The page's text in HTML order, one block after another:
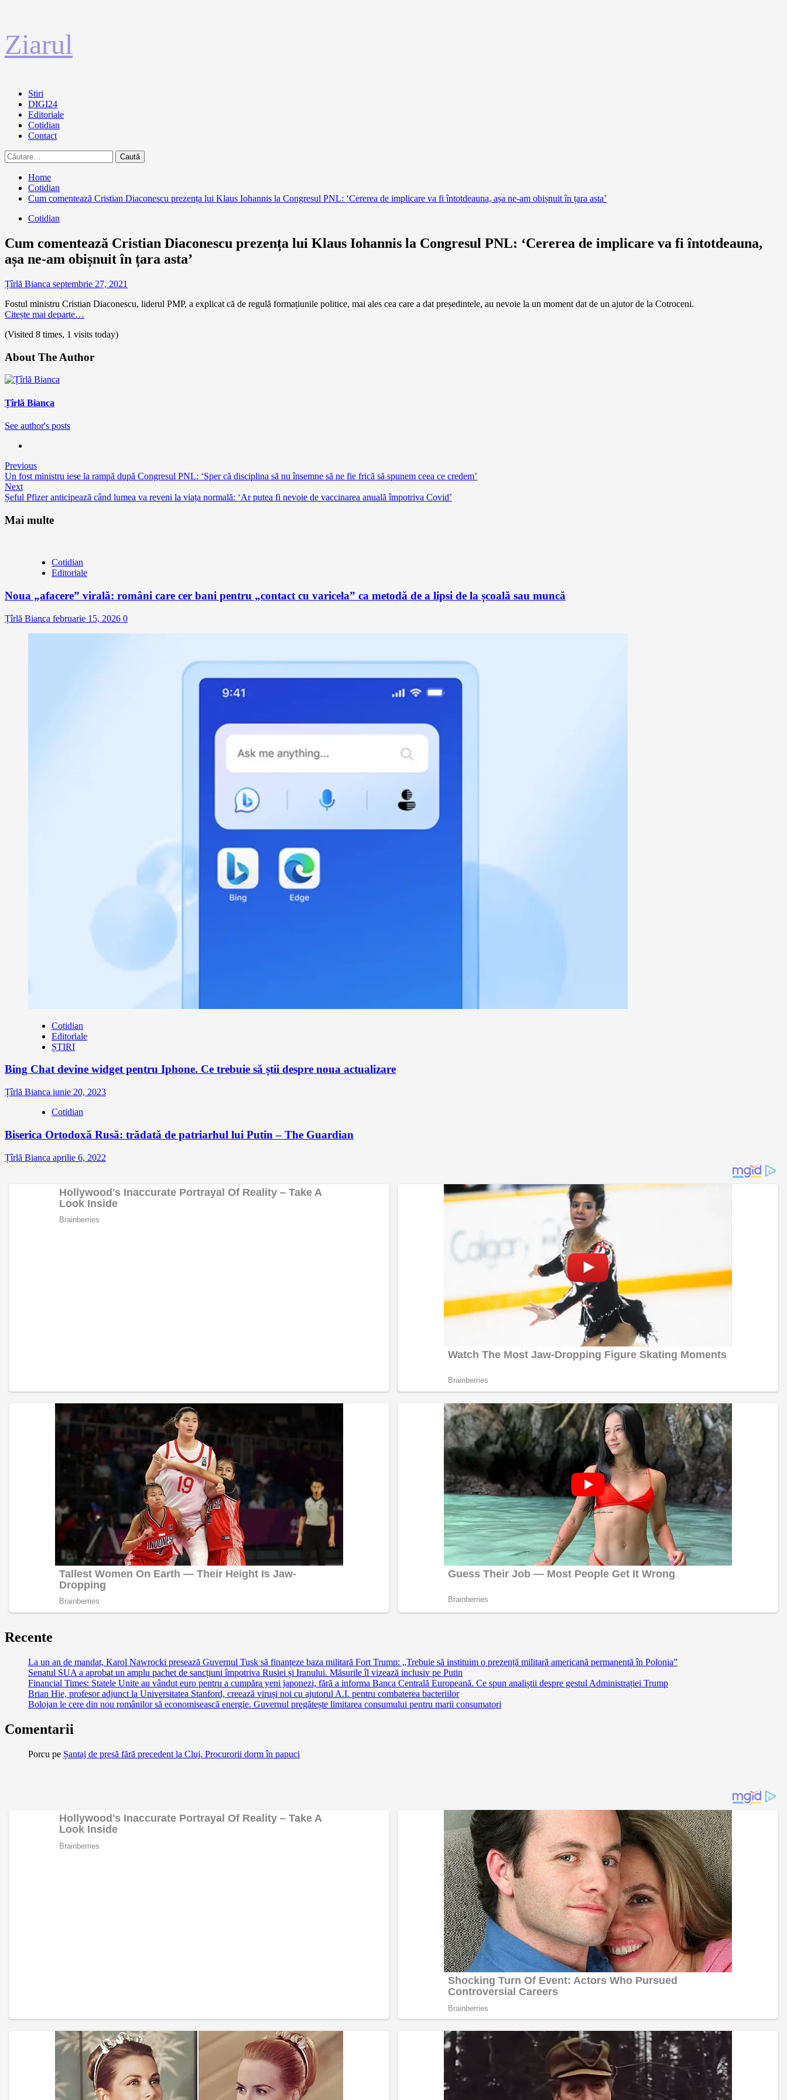
la
conținut
Ziarul
Primary
Menu
Stiri
DIGI24
Editoriale
Cotidian
Contact
Caută
după:
Home
Cotidian
Cum comentează Cristian Diaconescu prezența lui Klaus Iohannis la Congresul PNL: ‘Cererea de implicare va fi întotdeauna, așa ne-am obișnuit în țara asta’
Cotidian
Cum comentează Cristian Diaconescu prezența lui Klaus Iohannis la Congresul PNL: ‘Cererea de implicare va fi întotdeauna,
așa ne-am obișnuit în țara asta’
Țîrlă Bianca septembrie 27, 2021
Fostul ministru Cristian Diaconescu, liderul PMP, a explicat că de regulă formațiunile politice, mai ales cea care a dat președintele, au nevoie la un moment dat de un ajutor de la Cotroceni.
Citește mai departe…
(Visited 8 times, 1 visits today)
About The Author
Țîrlă Bianca
See author's posts
Continue
Reading
Previous
Un fost ministru iese la rampă după Congresul PNL: ‘Sper că disciplina să nu însemne să ne fie frică să spunem ceea ce credem’
Next
Șeful Pfizer anticipează când lumea va reveni la viața normală: ‘Ar putea fi nevoie de vaccinarea anuală împotriva Covid’
Mai multe
Cotidian
Editoriale
Noua „afacere” virală: români care cer bani pentru „contact cu varicela” ca metodă de a lipsi de la școală sau muncă
Țîrlă Bianca februarie 15, 2026 0
Cotidian
Editoriale
ȘTIRI
Bing Chat devine widget pentru Iphone. Ce trebuie să știi despre noua actualizare
Țîrlă Bianca iunie 20, 2023
Cotidian
Biserica Ortodoxă Rusă: trădată de patriarhul lui Putin – The Guardian
Țîrlă Bianca aprilie 6, 2022
Recente
La un an de mandat, Karol Nawrocki presează Guvernul Tusk să finanțeze baza militară Fort Trump: „Trebuie să instituim o prezență militară americană permanentă în Polonia”
Senatul SUA a aprobat un amplu pachet de sancțiuni împotriva Rusiei și Iranului. Măsurile îl vizează inclusiv pe Putin
Financial Times: Statele Unite au vândut euro pentru a cumpăra yeni japonezi, fără a informa Banca Centrală Europeană. Ce spun analiștii despre gestul Administrației Trump
Brian Hie, profesor adjunct la Universitatea Stanford, creează viruși noi cu ajutorul A.I. pentru combaterea bacteriilor
Bolojan le cere din nou românilor să economisească energie. Guvernul pregătește limitarea consumului pentru marii consumatori
Comentarii
Porcu pe Șantaj de presă fără precedent la Cluj. Procurorii dorm în papuci